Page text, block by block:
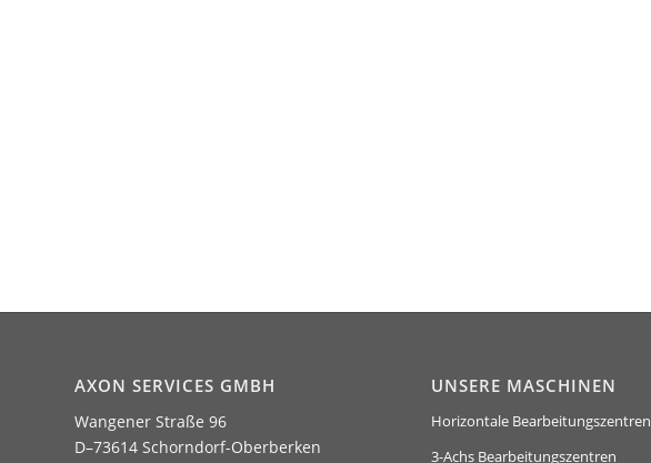
AXON SERVICES GMBH
Wangener Straße 96
D–73614 Schorndorf-Oberberken
UNSERE MASCHINEN
Horizontale Bearbeitungszentren
3-Achs Bearbeitungszentren